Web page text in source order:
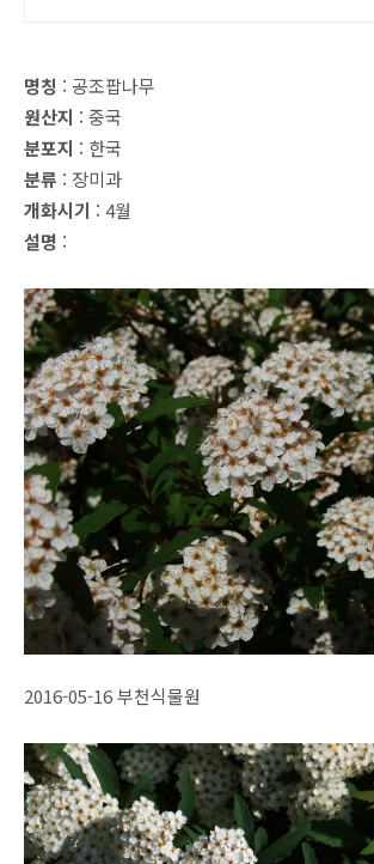
명칭 : 공조팝나무
원산지 : 중국
분포지 : 한국
분류 : 장미과
개화시기 : 4월
설명 :
2016-05-16 부천식물원